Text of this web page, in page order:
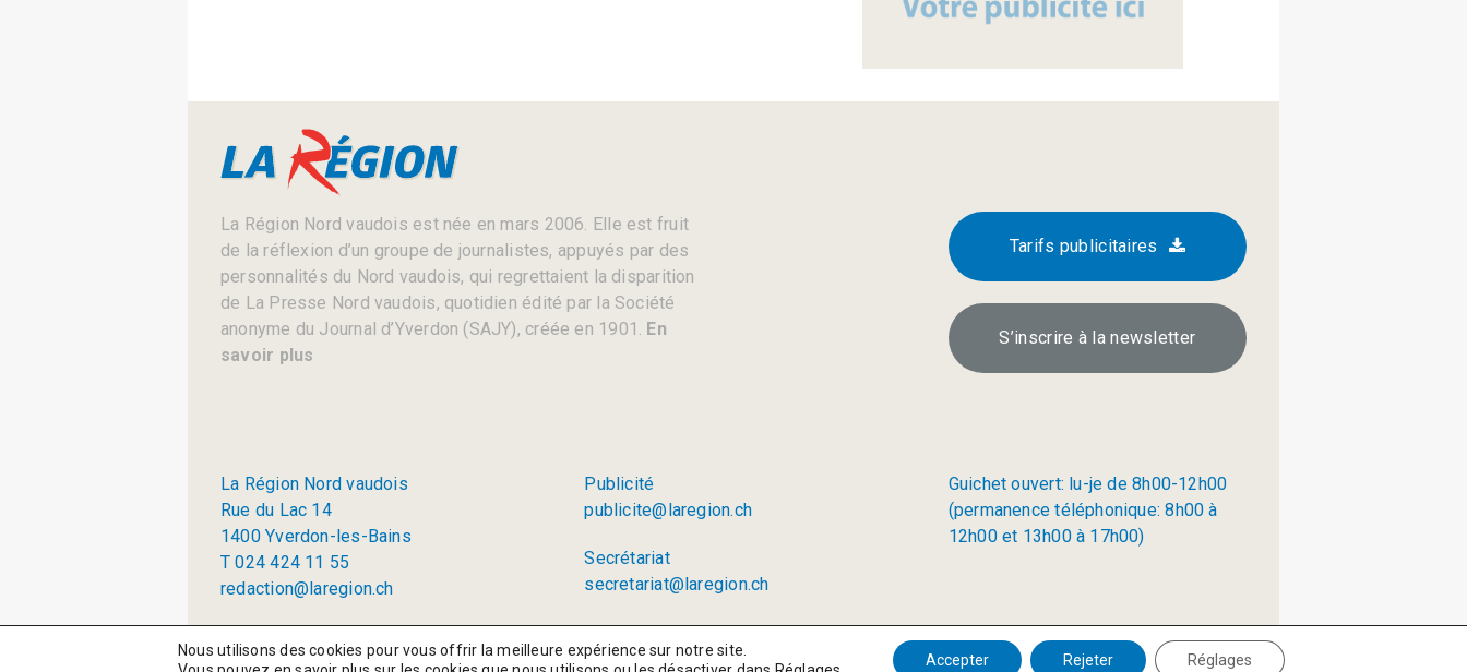
La Région Nord vaudois est née en mars 2006. Elle est fruit
de la réflexion d’un groupe de journalistes, appuyés par des
personnalités du Nord vaudois, qui regrettaient la disparition
de La Presse Nord vaudois, quotidien édité par la Société
anonyme du Journal d’Yverdon (SAJY), créée en 1901. En
savoir plus
Tarifs publicitaires
S’inscrire à la newsletter
La Région Nord vaudois
Rue du Lac 14
1400 Yverdon-les-Bains
T 024 424 11 55
redaction@laregion.ch
Publicité
publicite@laregion.ch
Secrétariat
secretariat@laregion.ch
Guichet ouvert: lu-je de 8h00-12h00
(permanence téléphonique: 8h00 à
12h00 et 13h00 à 17h00)
Politique de confidentialité
Nous utilisons des cookies pour vous offrir la meilleure expérience sur notre site.
Accepter Rejeter Réglages